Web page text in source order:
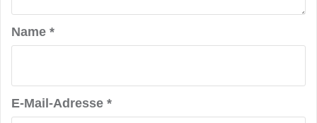
Name *
E-Mail-Adresse *